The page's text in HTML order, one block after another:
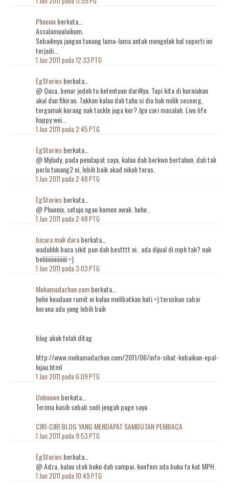
Phoenixberkata…
Assalamualaikum.
Sebaiknya jangan tunang lama-lama untuk mengelak hal seperti ini
terjadi...
1 Jun 2011 pada 12:33 PTG
EgStoriesberkata…
@ Quca, benar jodoh tu ketentuan dariNya. Tapi kita di kurniakan
akal dan fikiran. Takkan kalau dah tahu si dia hak milik seseorg,
tergamak korang nak tackle juga ker? Jgn cari masalah. Live life
happy wei...
1 Jun 2011 pada 2:45 PTG
EgStoriesberkata…
@ Mylady, pada pendapat saya, kalau dah berkwn bertahun, dah tak
perlu tunang2 ni, lebih baik akad nikah terus.
1 Jun 2011 pada 2:48 PTG
EgStoriesberkata…
@ Phoenix, setuju ngan komen awak. hehe..
1 Jun 2011 pada 2:48 PTG
bicara mak daraberkata…
waduhhh baca sikit pun dah bestttt ni.. ada dijual di mph tak? nak
beliiiiiiiiiiiiiii =)
1 Jun 2011 pada 3:03 PTG
Mohamadazhan.comberkata…
hehe keadaan rumit ni kalau melibatkan hati =) teruskan sabar
kerana ada yang lebih baik
blog akak telah ditag
http://www.mohamadazhan.com/2011/06/info-sihat-kebaikan-epal-
hijau.html
1 Jun 2011 pada 6:09 PTG
Unknownberkata…
Terima kasih sebab sudi jengah page saya
CIRI-CIRI BLOG YANG MENDAPAT SAMBUTAN PEMBACA
1 Jun 2011 pada 9:53 PTG
EgStoriesberkata…
@ Adza, kalau stok buku dah sampai, konfem ada buku tu kat MPH.
1 Jun 2011 pada 10:49 PTG